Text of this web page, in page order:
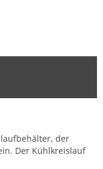
der
Der Kühlkreislauf